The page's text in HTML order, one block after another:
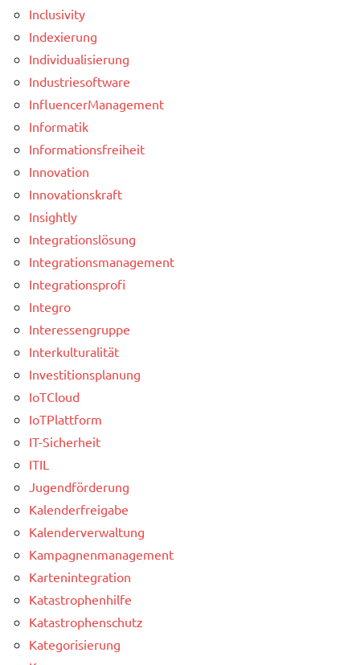
Inclusivity
Indexierung
Individualisierung
Industriesoftware
InfluencerManagement
Informatik
Informationsfreiheit
Innovation
Innovationskraft
Insightly
Integrationslösung
Integrationsmanagement
Integrationsprofi
Integro
Interessengruppe
Interkulturalität
Investitionsplanung
IoTCloud
IoTPlattform
IT-Sicherheit
ITIL
Jugendförderung
Kalenderfreigabe
Kalenderverwaltung
Kampagnenmanagement
Kartenintegration
Katastrophenhilfe
Katastrophenschutz
Kategorisierung